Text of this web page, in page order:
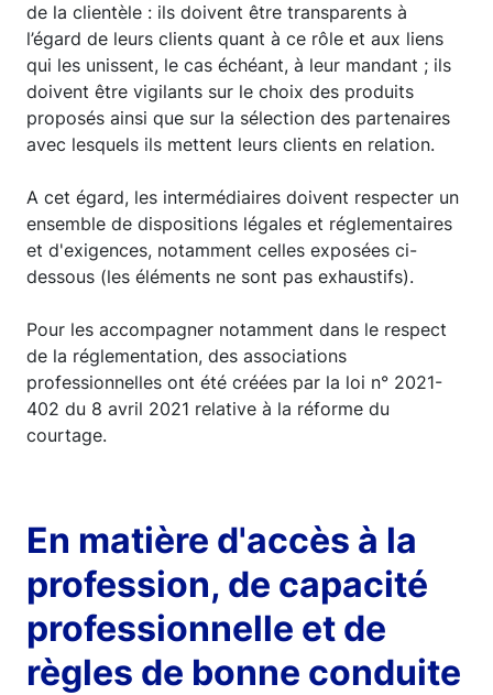
de la clientèle : ils doivent être transparents à
l’égard de leurs clients quant à ce rôle et aux liens
qui les unissent, le cas échéant, à leur mandant ; ils
doivent être vigilants sur le choix des produits
proposés ainsi que sur la sélection des partenaires
avec lesquels ils mettent leurs clients en relation.
A cet égard, les intermédiaires doivent respecter un
ensemble de dispositions légales et réglementaires
et d'exigences, notamment celles exposées ci-
dessous (les éléments ne sont pas exhaustifs).
Pour les accompagner notamment dans le respect
de la réglementation, des associations
professionnelles ont été créées par la loi n° 2021-
402 du 8 avril 2021 relative à la réforme du
courtage.
En matière d'accès à la
profession, de capacité
professionnelle et de
règles de bonne conduite